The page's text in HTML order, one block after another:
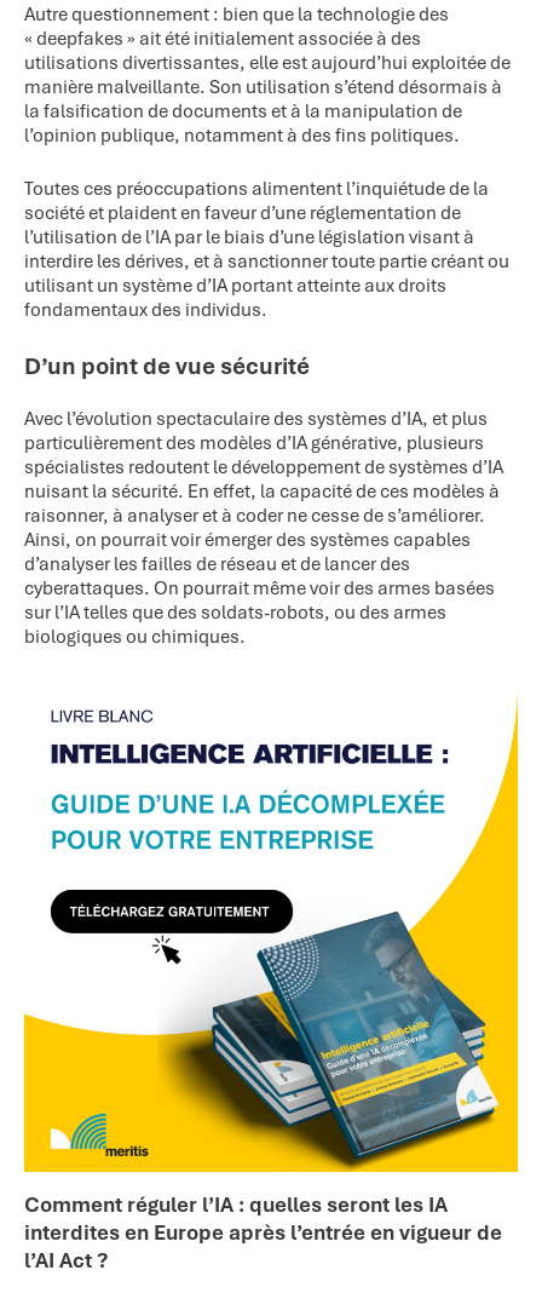
Autre questionnement : bien que la technologie des
« deepfakes » ait été initialement associée à des
utilisations divertissantes, elle est aujourd’hui exploitée de
manière malveillante. Son utilisation s’étend désormais à
la falsification de documents et à la manipulation de
l’opinion publique, notamment à des fins politiques.
Toutes ces préoccupations alimentent l’inquiétude de la
société et plaident en faveur d’une réglementation de
l’utilisation de l’IA par le biais d’une législation visant à
interdire les dérives, et à sanctionner toute partie créant ou
utilisant un système d’IA portant atteinte aux droits
fondamentaux des individus.
D’un point de vue sécurité
Avec l’évolution spectaculaire des systèmes d’IA, et plus
particulièrement des modèles d’IA générative, plusieurs
spécialistes redoutent le développement de systèmes d’IA
nuisant la sécurité. En effet, la capacité de ces modèles à
raisonner, à analyser et à coder ne cesse de s’améliorer.
Ainsi, on pourrait voir émerger des systèmes capables
d’analyser les failles de réseau et de lancer des
cyberattaques. On pourrait même voir des armes basées
sur l’IA telles que des soldats-robots, ou des armes
biologiques ou chimiques.
Comment réguler l’IA : quelles seront les IA
interdites en Europe après l’entrée en vigueur de
l’AI Act ?